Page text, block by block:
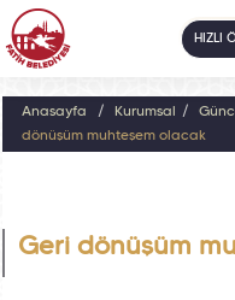
HIZLI
Anasayfa Kurumsal
dönüşüm muhteşem olacak
Geri dönüşüm